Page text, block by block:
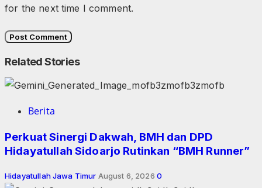
for the next time I comment.
Related Stories
Berita
Perkuat Sinergi Dakwah, BMH dan DPD
Hidayatullah Sidoarjo Rutinkan “BMH Runner”
Hidayatullah Jawa Timur August 6, 2026 0